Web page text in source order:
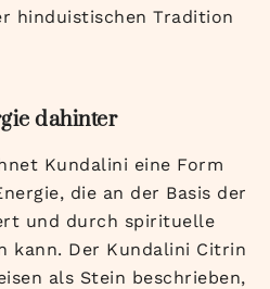
hinduistischen Tradition
dahinter
Kundalini eine Form
die an der Basis der
und durch spirituelle
kann. Der Kundalini Citrin
als Stein beschrieben,